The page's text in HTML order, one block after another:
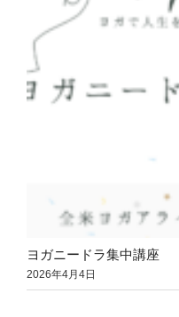
ヨガニードラ集中講座
2026年4月4日